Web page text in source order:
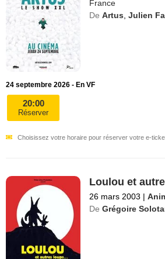
France
De Artus ,Julien
24 septembre 2026 - En VF
20:00
Réserver
Choisissez votre horaire pour réserver votre e-
Loulou et
26 mars 2003 |
De Grégoire